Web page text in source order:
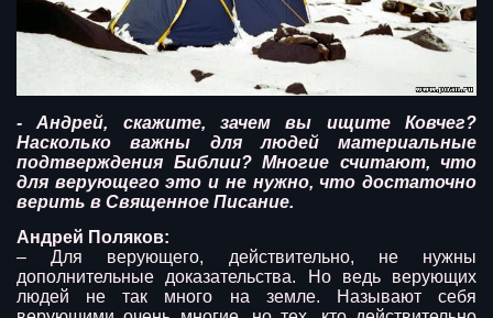
- Андрей, скажите, зачем вы ищите Ковчег?
Насколько важны для людей материальные
подтверждения Библии? Многие считают, что
для верующего это и не нужно, что достаточно
верить в Священное Писание.
Андрей Поляков:
– Для верующего, действительно, не нужны
дополнительные доказательства. Но ведь верующих
людей не так много на земле. Называют себя